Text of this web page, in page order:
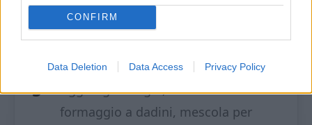
CONFIRM
Data Deletion Data Access Privacy Policy
panna, il formaggio grattugiato,
sale, pepe a aromi a piacere,
mescola bene.
Aggiungi i funghi, i carciofi e il
formaggio a dadini, mescola per